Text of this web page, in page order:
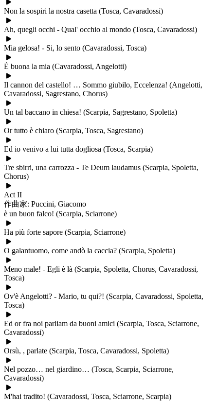
Non la sospiri la nostra casetta (Tosca, Cavaradossi)
Ah, quegli occhi - Qual' occhio al mondo (Tosca, Cavaradossi)
Mia gelosa! - Si, lo sento (Cavaradossi, Tosca)
È buona la mia (Cavaradossi, Angelotti)
Il cannon del castello! … Sommo giubilo, Eccelenza! (Angelotti,
Cavaradossi, Sagrestano, Chorus)
Un tal baccano in chiesa! (Scarpia, Sagrestano, Spoletta)
Or tutto è chiaro (Scarpia, Tosca, Sagrestano)
Ed io venivo a lui tutta dogliosa (Tosca, Scarpia)
Tre sbirri, una carrozza - Te Deum laudamus (Scarpia, Spoletta,
Chorus)
Act II
作曲家: Puccini, Giacomo
è un buon falco! (Scarpia, Sciarrone)
Ha più forte sapore (Scarpia, Sciarrone)
O galantuomo, come andò la caccia? (Scarpia, Spoletta)
Meno male! - Egli è là (Scarpia, Spoletta, Chorus, Cavaradossi,
Tosca)
Ov'è Angelotti? - Mario, tu qui?! (Scarpia, Cavaradossi, Spoletta,
Tosca)
Ed or fra noi parliam da buoni amici (Scarpia, Tosca, Sciarrone,
Cavaradossi)
Orsù, , parlate (Scarpia, Tosca, Cavaradossi, Spoletta)
Nel pozzo… nel giardino… (Tosca, Scarpia, Sciarrone,
Cavaradossi)
M'hai tradito! (Cavaradossi, Tosca, Sciarrone, Scarpia)